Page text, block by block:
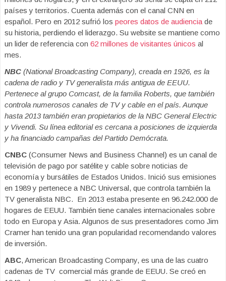
países y territorios. Cuenta además con el canal CNN en
español. Pero en 2012 sufrió los peores datos de audiencia de
su historia, perdiendo el liderazgo. Su website se mantiene como
un lider de referencia con 62 millones de visitantes únicos al
mes.
NBC (National Broadcasting Company), creada en 1926, es la
cadena de radio y TV generalista más antigua de EEUU.
Pertenece al grupo Comcast, de la familia Roberts, que también
controla numerosos canales de TV y cable en el país. Aunque
hasta 2013 también eran propietarios de la NBC General Electric
y Vivendi. Su línea editorial es cercana a posiciones de izquierda
y ha financiado campañas del Partido Demócrata.
CNBC (Consumer News and Business Channel) es un canal de
televisión de pago por satélite y cable sobre noticias de
economía y bursátiles de Estados Unidos. Inició sus emisiones
en 1989 y pertenece a NBC Universal, que controla también la
TV generalista NBC. En 2013 estaba presente en 96.242.000 de
hogares de EEUU. También tiene canales internacionales sobre
todo en Europa y Asia. Algunos de sus presentadores como Jim
Cramer han tenido una gran popularidad recomendando valores
de inversión.
ABC, American Broadcasting Company, es una de las cuatro
cadenas de TV comercial más grande de EEUU. Se creó en